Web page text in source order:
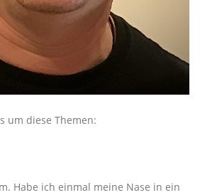
um diese Themen:
Habe ich einmal meine Nase in ein